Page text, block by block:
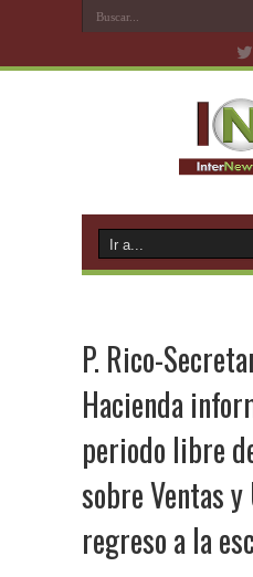
P. Rico-
Hacienda
periodo libre
sobre Ventas
regreso a la